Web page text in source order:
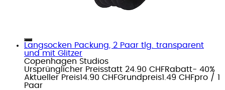
Langsocken Packung, 2 Paar tlg. transparent
und mit Glitzer
Copenhagen Studios
Ursprünglicher Preisstatt 24.90 CHFRabatt- 40%
Aktueller Preis14.90 CHFGrundpreis1.49 CHFpro / 1
Paar